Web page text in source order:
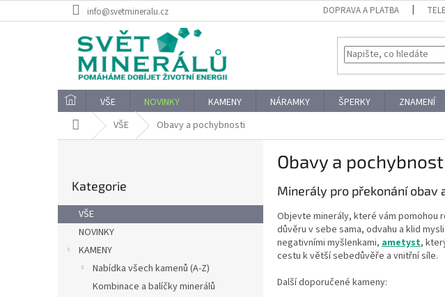
na
info@svetmineralu.cz DOPRAVA A PLATBA
VŠE NOVINKY KAMENY NÁRAMKY ŠPERKY ZNAMENÍ
Domů VŠE Obavy a pochybnosti
r
a
kategorie
Kategorie
VŠE
NOVINKY
KAMENY
Nabídka všech kamenů (A-Z)
Kombinace a balíčky minerálů
Obavy a
Minerály pro překonání obav
Objevte minerály, které vám pomohou
důvěru v sebe sama, odvahu a klid
negativními myšlenkami, ametyst,
cestu k větší sebedůvěře a vnitřní síle.
Další doporučené kameny: